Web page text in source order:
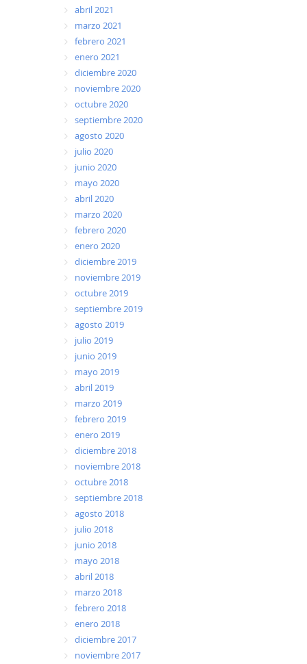
abril 2021
marzo 2021
febrero 2021
enero 2021
diciembre 2020
noviembre 2020
octubre 2020
septiembre 2020
agosto 2020
julio 2020
junio 2020
mayo 2020
abril 2020
marzo 2020
febrero 2020
enero 2020
diciembre 2019
noviembre 2019
octubre 2019
septiembre 2019
agosto 2019
julio 2019
junio 2019
mayo 2019
abril 2019
marzo 2019
febrero 2019
enero 2019
diciembre 2018
noviembre 2018
octubre 2018
septiembre 2018
agosto 2018
julio 2018
junio 2018
mayo 2018
abril 2018
marzo 2018
febrero 2018
enero 2018
diciembre 2017
noviembre 2017